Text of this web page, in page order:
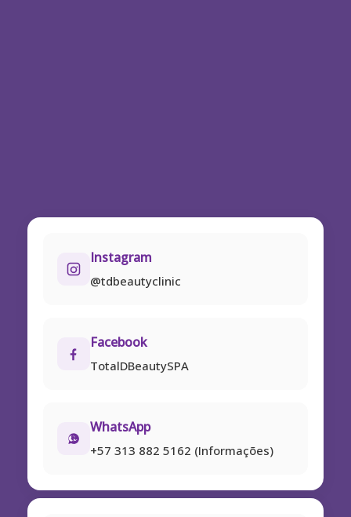
Instagram
@tdbeautyclinic
Facebook
TotalDBeautySPA
WhatsApp
+57 313 882 5162 (Informações)